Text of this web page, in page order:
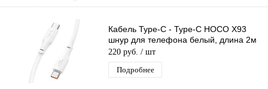
Кабель Type-C - Type-C HOCO X93
шнур для телефона белый, длина 2м
220 руб. / шт
Подробнее